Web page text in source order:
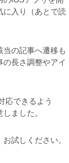
に入り（あとで読
当の記事へ遷移も
長さ調整やアイ
応できるよう
ました。
試しください。